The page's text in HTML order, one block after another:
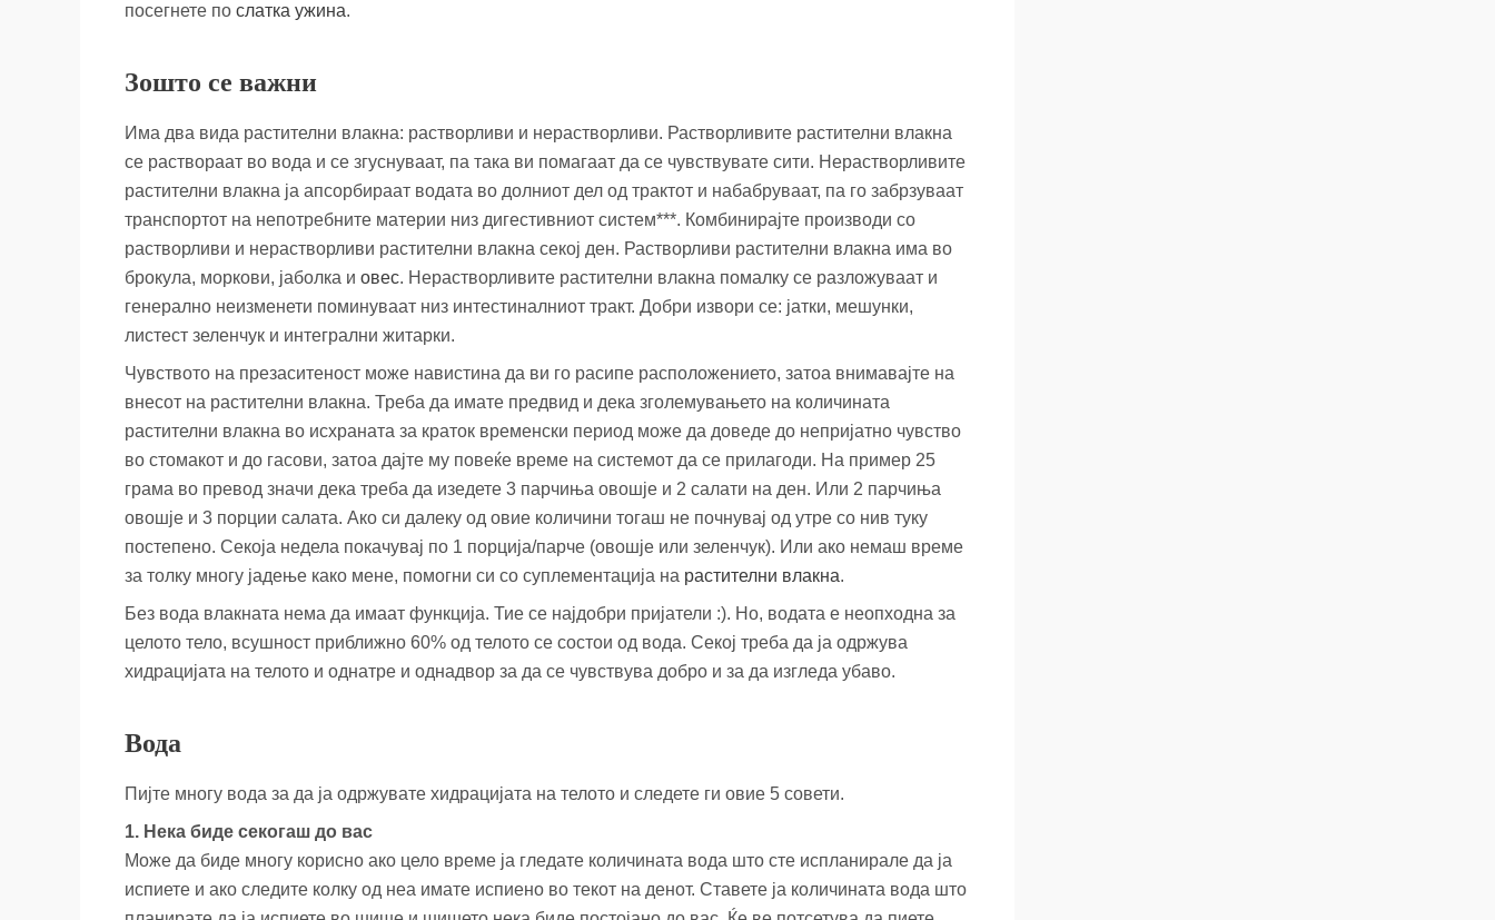
посегнете по слатка ужина.
Зошто се важни
Има два вида растителни влакна: растворливи и нерастворливи. Растворливите растителни влакна
се раствораат во вода и се згуснуваат, па така ви помагаат да се чувствувате сити. Нерастворливите
растителни влакна ја апсорбираат водата во долниот дел од трактот и набабруваат, па го забрзуваат
транспортот на непотребните материи низ дигестивниот систем***. Комбинирајте производи со
растворливи и нерастворливи растителни влакна секој ден. Растворливи растителни влакна има во
брокула, моркови, јаболка и овес. Нерастворливите растителни влакна помалку се разложуваат и
генерално неизменети поминуваат низ интестиналниот тракт. Добри извори се: јатки, мешунки,
листест зеленчук и интегрални житарки.
Чувството на презаситеност може навистина да ви го расипе расположението, затоа внимавајте на
внесот на растителни влакна. Треба да имате предвид и дека зголемувањето на количината
растителни влакна во исхраната за краток временски период може да доведе до непријатно чувство
во стомакот и до гасови, затоа дајте му повеќе време на системот да се прилагоди. На пример 25
грама во превод значи дека треба да изедете 3 парчиња овошје и 2 салати на ден. Или 2 парчиња
овошје и 3 порции салата. Ако си далеку од овие количини тогаш не почнувај од утре со нив туку
постепено. Секоја недела покачувај по 1 порција/парче (овошје или зеленчук). Или ако немаш време
за толку многу јадење како мене, помогни си со суплементација на растителни влакна.
Без вода влакната нема да имаат функција. Тие се најдобри пријатели :). Но, водата е неопходна за
целото тело, всушност приближно 60% од телото се состои од вода. Секој треба да ја одржува
хидрацијата на телото и однатре и однадвор за да се чувствува добро и за да изгледа убаво.
Вода
Пијте многу вода за да ја одржувате хидрацијата на телото и следете ги овие 5 совети.
1. Нека биде секогаш до вас
Може да биде многу корисно ако цело време ја гледате количината вода што сте испланирале да ја
испиете и ако следите колку од неа имате испиено во текот на денот. Ставете ја количината вода што